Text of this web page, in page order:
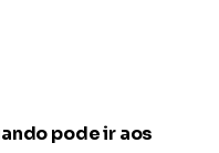
pode ir aos